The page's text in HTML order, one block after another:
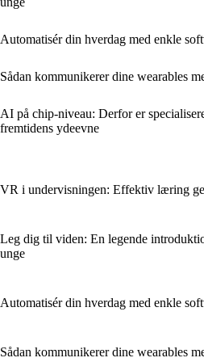
Automatisér din hverdag med enkle
Sådan kommunikerer dine wearables
AI på chip-niveau: Derfor er
fremtidens ydeevne
VR i undervisningen: Effektiv læring
Leg dig til viden: En legende
unge
Automatisér din hverdag med enkle
Sådan kommunikerer dine wearables